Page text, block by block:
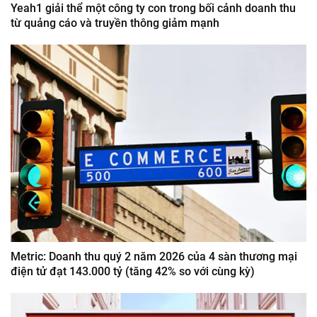
Yeah1 giải thể một công ty con trong bối cảnh doanh thu
từ quảng cáo và truyền thông giảm mạnh
Metric: Doanh thu quý 2 năm 2026 của 4 sàn thương mại
điện tử đạt 143.000 tỷ (tăng 42% so với cùng kỳ)